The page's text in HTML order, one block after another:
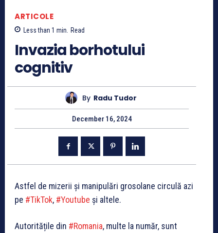
ARTICOLE
Less than 1 min. Read
Invazia borhotului
cognitiv
By Radu Tudor
December 16, 2024
Astfel de mizerii și manipulări grosolane circulă azi
pe #TikTok, #Youtube și altele.
Autoritățile din #Romania, multe la număr, sunt